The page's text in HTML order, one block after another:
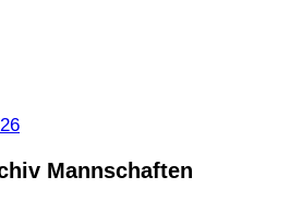
Mannschaften